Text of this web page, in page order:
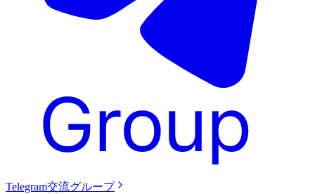
Telegram交流グループ